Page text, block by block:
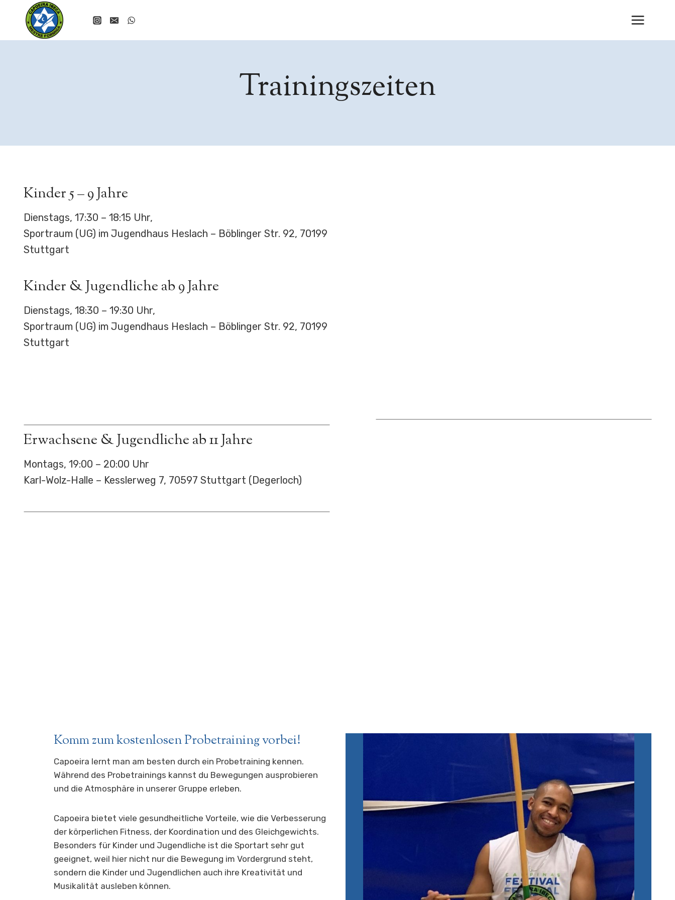
springen
Trainingszeiten
Kinder 5 – 9 Jahre
Dienstags, 17:30 – 18:15 Uhr,
Sportraum (UG) im Jugendhaus Heslach – Böblinger Str. 92, 70199
Stuttgart
Kinder & Jugendliche ab 9 Jahre
Dienstags, 18:30 – 19:30 Uhr,
Sportraum (UG) im Jugendhaus Heslach – Böblinger Str. 92, 70199
Stuttgart
Erwachsene & Jugendliche ab 11 Jahre
Montags, 19:00 – 20:00 Uhr
Karl-Wolz-Halle – Kesslerweg 7, 70597 Stuttgart (Degerloch)
Komm zum kostenlosen Probetraining vorbei!
Capoeira lernt man am besten durch ein Probetraining kennen.
Während des Probetrainings kannst du Bewegungen ausprobieren
und die Atmosphäre in unserer Gruppe erleben.
Capoeira bietet viele gesundheitliche Vorteile, wie die Verbesserung
der körperlichen Fitness, der Koordination und des Gleichgewichts.
Besonders für Kinder und Jugendliche ist die Sportart sehr gut
geeignet, weil hier nicht nur die Bewegung im Vordergrund steht,
sondern die Kinder und Jugendlichen auch ihre Kreativität und
Musikalität ausleben können.